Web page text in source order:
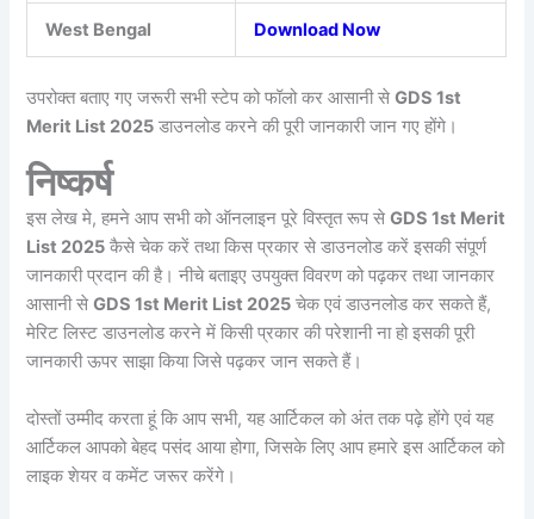
West Bengal Download Now
उपरोक्त बताए गए जरूरी सभी स्टेप को फॉलो कर आसानी सेGDS 1st
Merit List 2025 डाउनलोड करने की पूरी जानकारी जान गए होंगे।
निष्कर्ष
इस लेख मे, हमने आप सभी को ऑनलाइन पूरे विस्तृत रूप सेGDS 1st Merit
List 2025 कैसे चेक करें तथा किस प्रकार से डाउनलोड करें इसकी संपूर्ण
जानकारी प्रदान की है। नीचे बताइए उपयुक्त विवरण को पढ़कर तथा जानकार
आसानी सेGDS 1st Merit List 2025 चेक एवं डाउनलोड कर सकते हैं,
मेरिट लिस्ट डाउनलोड करने में किसी प्रकार की परेशानी ना हो इसकी पूरी
जानकारी ऊपर साझा किया जिसे पढ़कर जान सकते हैं।
दोस्तों उम्मीद करता हूं कि आप सभी, यह आर्टिकल को अंत तक पढ़े होंगे एवं यह
आर्टिकल आपको बेहद पसंद आया होगा, जिसके लिए आप हमारे इस आर्टिकल को
लाइक शेयर व कमेंट जरूर करेंगे।